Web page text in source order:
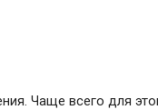
Чаще всего для